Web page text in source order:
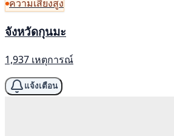
ความเสี่ยงสูง
จังหวัดกุนมะ
1,937 เหตุการณ์
แจ้งเตือน